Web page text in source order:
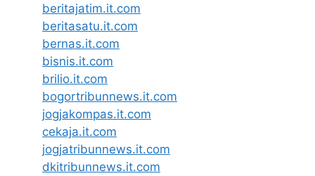
beritajatim.it.com
beritasatu.it.com
bernas.it.com
bisnis.it.com
brilio.it.com
bogortribunnews.it.com
jogjakompas.it.com
cekaja.it.com
jogjatribunnews.it.com
dkitribunnews.it.com